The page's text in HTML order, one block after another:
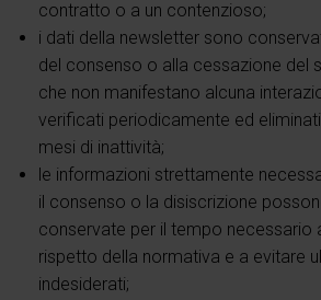
contratto o a un contenzioso;
i dati della newsletter sono
del consenso o alla cessazione del
che non manifestano alcuna
verificati periodicamente ed
mesi di inattività;
le informazioni strettamente
il consenso o la disiscrizione
conservate per il tempo necessario
rispetto della normativa e a evitare
indesiderati;